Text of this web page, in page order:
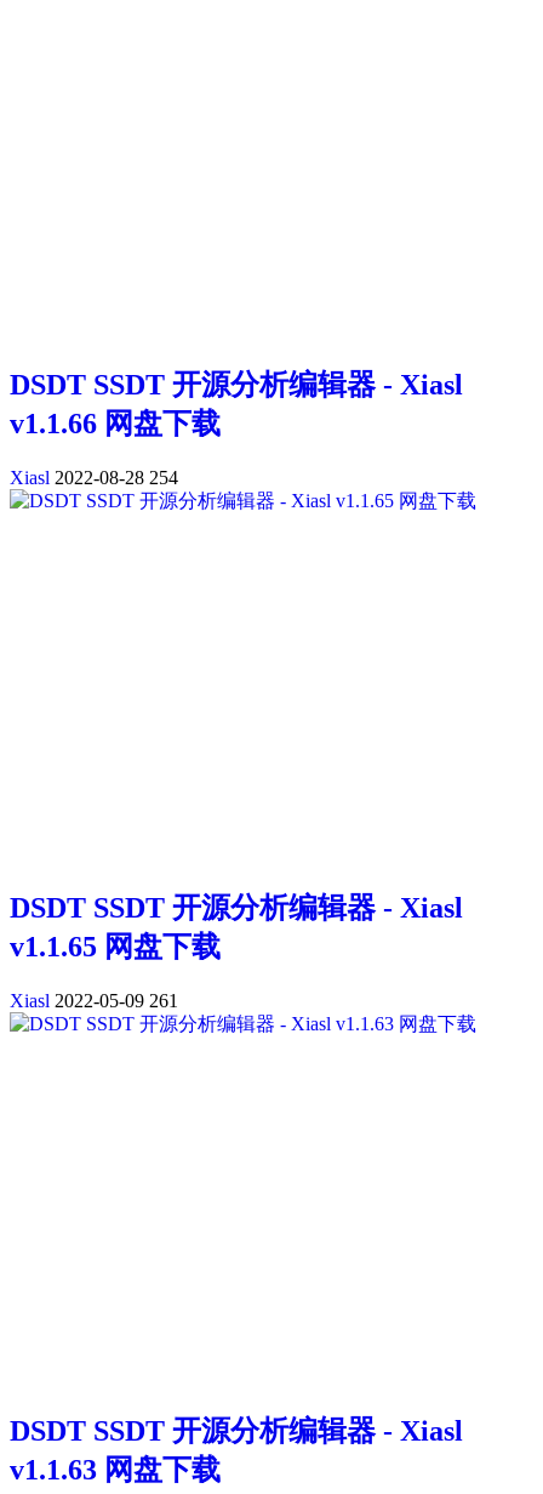
DSDT SSDT 开源分析编辑器 - Xiasl
v1.1.66 网盘下载
Xiasl 2022-08-28 254
DSDT SSDT 开源分析编辑器 - Xiasl
v1.1.65 网盘下载
Xiasl 2022-05-09 261
DSDT SSDT 开源分析编辑器 - Xiasl
v1.1.63 网盘下载